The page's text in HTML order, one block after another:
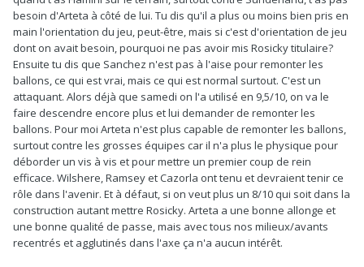
besoin d'Arteta à côté de lui. Tu dis qu'il a plus ou moins bien pris en
main l'orientation du jeu, peut-être, mais si c'est d'orientation de jeu
dont on avait besoin, pourquoi ne pas avoir mis Rosicky titulaire?
Ensuite tu dis que Sanchez n'est pas à l'aise pour remonter les
ballons, ce qui est vrai, mais ce qui est normal surtout. C'est un
attaquant. Alors déjà que samedi on l'a utilisé en 9,5/10, on va le
faire descendre encore plus et lui demander de remonter les
ballons. Pour moi Arteta n'est plus capable de remonter les ballons,
surtout contre les grosses équipes car il n'a plus le physique pour
déborder un vis à vis et pour mettre un premier coup de rein
efficace. Wilshere, Ramsey et Cazorla ont tenu et devraient tenir ce
rôle dans l'avenir. Et à défaut, si on veut plus un 8/10 qui soit dans la
construction autant mettre Rosicky. Arteta a une bonne allonge et
une bonne qualité de passe, mais avec tous nos milieux/avants
recentrés et agglutinés dans l'axe ça n'a aucun intérêt.